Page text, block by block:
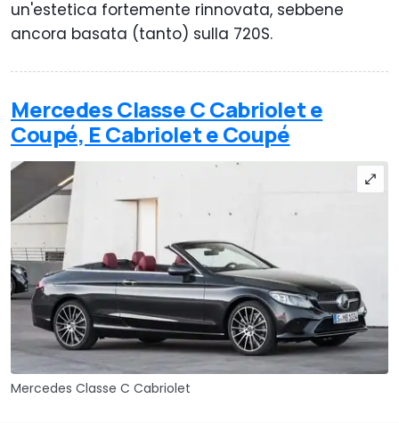
un'estetica fortemente rinnovata, sebbene
ancora basata (tanto) sulla 720S.
Mercedes Classe C Cabriolet e
Coupé, E Cabriolet e Coupé
Mercedes Classe C Cabriolet